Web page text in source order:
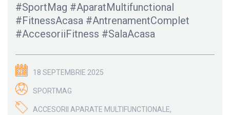
#SportMag #AparatMultifunctional
#FitnessAcasa #AntrenamentComplet
#AccesoriiFitness #SalaAcasa
18 SEPTEMBRIE 2025
SPORTMAG
ACCESORII APARATE MULTIFUNCTIONALE,